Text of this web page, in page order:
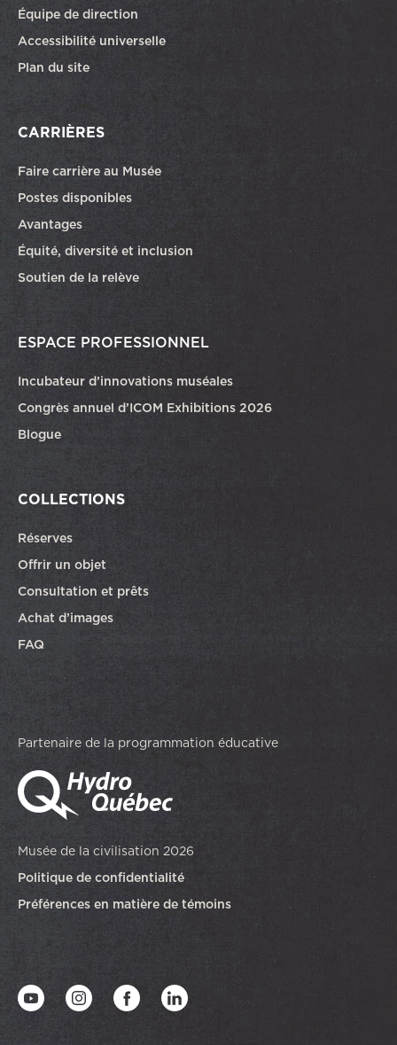
Équipe de direction
Accessibilité universelle
Plan du site
CARRIÈRES
Faire carrière au Musée
Postes disponiblesCe lien ouvrira dans une autre fenêtre
Avantages
Équité, diversité et inclusion
Soutien de la relève
ESPACE PROFESSIONNEL
Incubateur d’innovations muséales
Congrès annuel d’ICOM Exhibitions 2026
Blogue
COLLECTIONS
Réserves
Offrir un objet
Consultation et prêts
Achat d’images
FAQ
Partenaire de la programmation éducative
Musée de la civilisation 2026
Politique de confidentialité
Préférences en matière de témoins